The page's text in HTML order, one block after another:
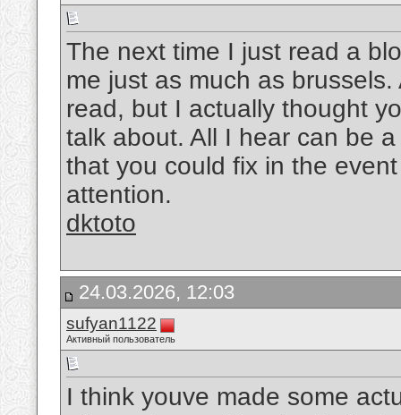
The next time I just read a
me just as much as
read, but I actually thought
talk about. All I hear can be
that you could fix in the
attention.
dktoto
24.03.2026, 12:03
sufyan1122
Активный пользователь
I think youve made some